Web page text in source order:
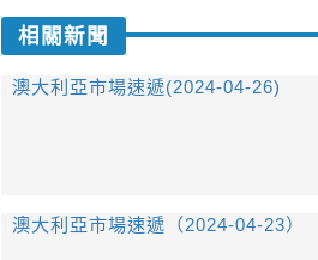
相關新聞
澳大利亞市場速遞(2024-04-26)
澳大利亞市場速遞（2024-04-23）